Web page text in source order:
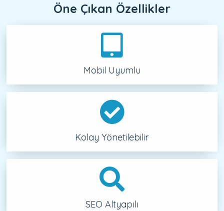
Öne Çıkan Özellikler
Mobil Uyumlu
Kolay Yönetilebilir
SEO Altyapılı